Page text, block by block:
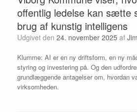
offentlig ledelse kan sætte
brug af kunstig intelligens
Udgivet den 24. november 2025 af
Klumme: AI er en ny driftsform, en ny
styring og investering på. Og den
grundlæggende antagelser om, hvordan
virksomheden.